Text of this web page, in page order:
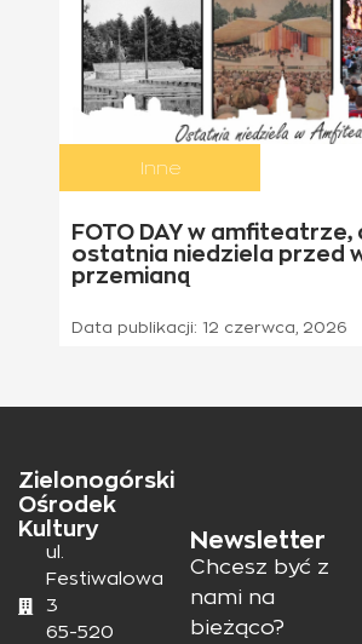
Inne
FOTO DAY w amfiteatrze,
ostatnia niedziela przed
przemianą
Data publikacji: 12 czerwca, 2026
Zielonogórski
Ośrodek
Kultury
ul.
Festiwalowa
3
65-520
Newsletter
Chcesz być z
nami na
bieżąco?